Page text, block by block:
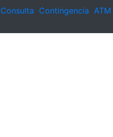
Consulta Contingencia ATM